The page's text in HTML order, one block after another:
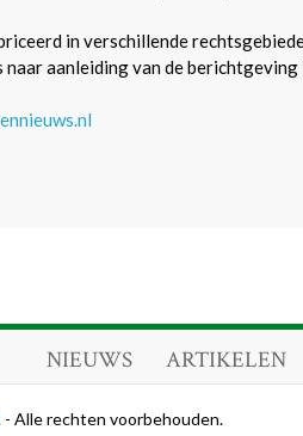
in verschillende
naar aanleiding van de
NIEUWS ARTIKELEN
- Alle rechten voorbehouden.